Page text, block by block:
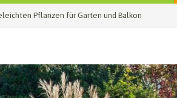
Pflanzen für Garten und Balkon